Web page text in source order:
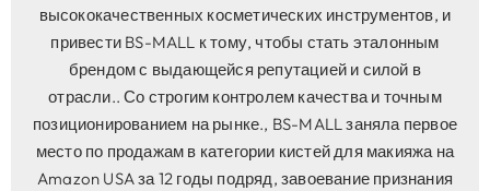
высококачественных косметических инструментов, и
привести BS-MALL к тому, чтобы стать эталонным
брендом с выдающейся репутацией и силой в
отрасли.. Со строгим контролем качества и точным
позиционированием на рынке., BS-MALL заняла первое
место по продажам в категории кистей для макияжа на
Amazon USA за 12 годы подряд, завоевание признания